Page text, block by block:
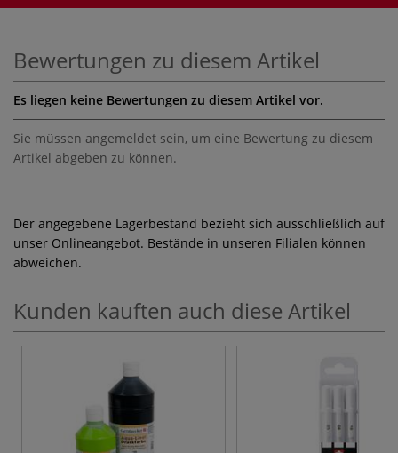
Bewertungen zu diesem Artikel
Es liegen keine Bewertungen zu diesem Artikel vor.
Sie müssen angemeldet sein, um eine Bewertung zu diesem
Artikel abgeben zu können.
Der angegebene Lagerbestand bezieht sich ausschließlich auf
unser Onlineangebot. Bestände in unseren Filialen können
abweichen.
Kunden kauften auch diese Artikel